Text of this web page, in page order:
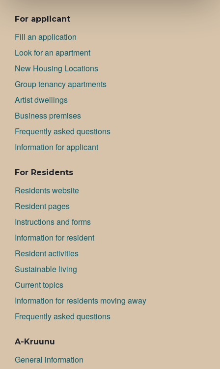
ALAVALIKKO
For applicant
Fill an application
Look for an apartment
New Housing Locations
Group tenancy apartments
Artist dwellings
Bu­si­ness premises
Frequently asked questions
Information for applicant
For Residents
Residents website
Resident pages
Instructions and forms
Information for resident
Resident activities
Sustainable living
Current topics
Information for residents moving away
Frequently asked questions
A-Kruunu
General information